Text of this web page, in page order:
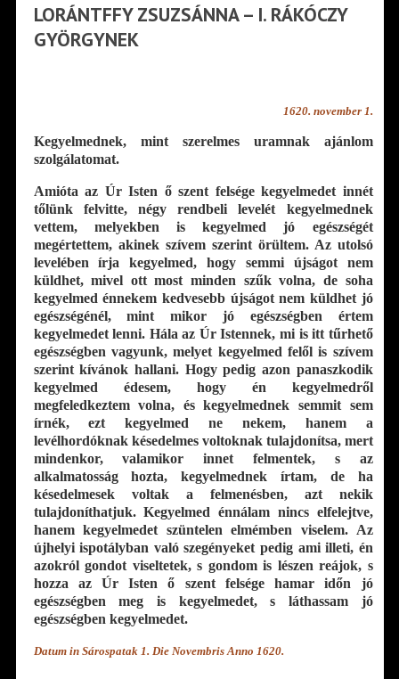
LORÁNTFFY ZSUZSÁNNA – I. RÁKÓCZY
GYÖRGYNEK
1620. november 1.
Kegyelmednek, mint szerelmes uramnak ajánlom
szolgálatomat.
Amióta az Úr Isten ő szent felsége kegyelmedet innét
tőlünk felvitte, négy rendbeli levelét kegyelmednek
vettem, melyekben is kegyelmed jó egészségét
megértettem, akinek szívem szerint örültem. Az utolsó
levelében írja kegyelmed, hogy semmi újságot nem
küldhet, mivel ott most minden szűk volna, de soha
kegyelmed énnekem kedvesebb újságot nem küldhet jó
egészségénél, mint mikor jó egészségben értem
kegyelmedet lenni. Hála az Úr Istennek, mi is itt tűrhető
egészségben vagyunk, melyet kegyelmed felől is szívem
szerint kívánok hallani. Hogy pedig azon panaszkodik
kegyelmed édesem, hogy én kegyelmedről
megfeledkeztem volna, és kegyelmednek semmit sem
írnék, ezt kegyelmed ne nekem, hanem a
levélhordóknak késedelmes voltoknak tulajdonítsa, mert
mindenkor, valamikor innet felmentek, s az
alkalmatosság hozta, kegyelmednek írtam, de ha
késedelmesek voltak a felmenésben, azt nekik
tulajdoníthatjuk. Kegyelmed énnálam nincs elfelejtve,
hanem kegyelmedet szüntelen elmémben viselem. Az
újhelyi ispotályban való szegényeket pedig ami illeti, én
azokról gondot viseltetek, s gondom is lészen reájok, s
hozza az Úr Isten ő szent felsége hamar időn jó
egészségben meg is kegyelmedet, s láthassam jó
egészségben kegyelmedet.
Datum in Sárospatak 1. Die NovembrisAnno 1620.